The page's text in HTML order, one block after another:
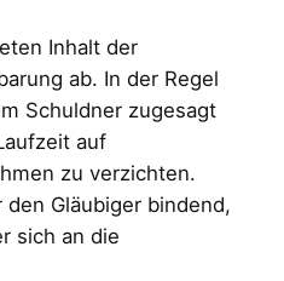
Inhalt der
ab. In der Regel
Schuldner zugesagt
auf
zu verzichten.
Gläubiger bindend,
sich an die